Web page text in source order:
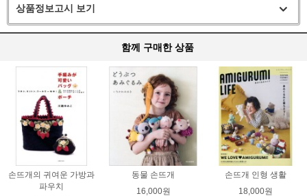
상품정보고시 보기
함께 구매한 상품
손뜨개의 귀여운 가방과
파우치
동물 손뜨개
16,000원
손뜨개 인형 생활
18,000원